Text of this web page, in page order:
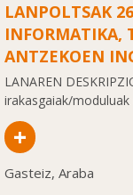
LANPOLTSAK
INFORMATIKA,
ANTZEKOEN
LANAREN
irakasgaiak/moduluak
+
Gasteiz, Araba